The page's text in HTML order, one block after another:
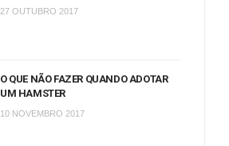
27 OUTUBRO 2017
O QUE NÃO FAZER QUANDO ADOTAR
UM HAMSTER
10 NOVEMBRO 2017